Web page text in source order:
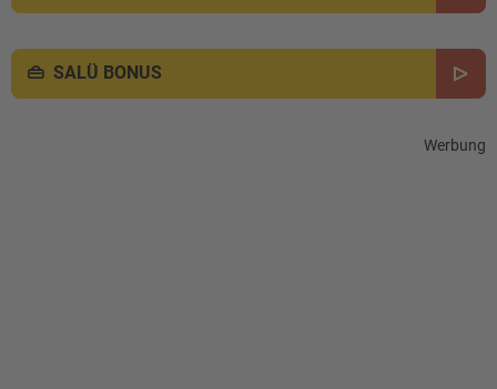
SALÜ BONUS
Werbung